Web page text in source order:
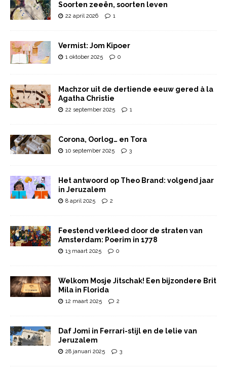
Soorten zeeën, soorten leven
22 april 2026 1
Vermist: Jom Kipoer
1 oktober 2025 0
Machzor uit de dertiende eeuw gered à la
Agatha Christie
22 september 2025 1
Corona, Oorlog… en Tora
10 september 2025 3
Het antwoord op Theo Brand: volgend jaar
in Jeruzalem
8 april 2025 2
Feestend verkleed door de straten van
Amsterdam: Poerim in 1778
13 maart 2025 0
Welkom Mosje Jitschak! Een bijzondere Brit
Mila in Florida
12 maart 2025 2
Daf Jomi in Ferrari-stijl en de lelie van
Jeruzalem
28 januari 2025 3